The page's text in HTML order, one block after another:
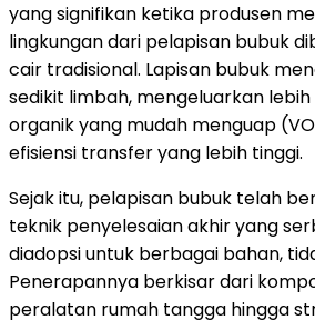
yang signifikan ketika produsen
lingkungan dari pelapisan bubuk
cair tradisional. Lapisan bubuk
sedikit limbah, mengeluarkan
organik yang mudah menguap
efisiensi transfer yang lebih tinggi.
Sejak itu, pelapisan bubuk telah
teknik penyelesaian akhir yang
diadopsi untuk berbagai bahan,
Penerapannya berkisar dari
peralatan rumah tangga hingga